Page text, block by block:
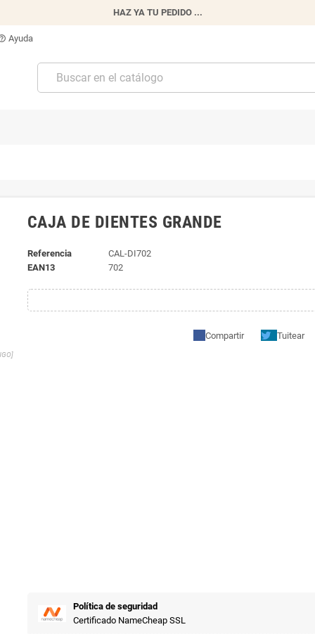
HAZ YA TU PEDIDO ...
Ayuda
CAJA DE DIENTES GRANDE
Referencia
CAL-DI702
EAN13
702
Compartir Tuitear
Política de seguridad
Certificado NameCheap SSL